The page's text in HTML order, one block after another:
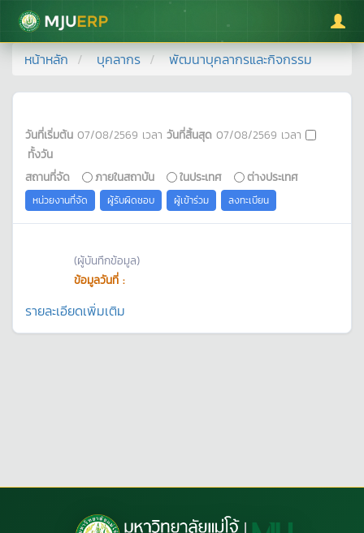
มหาวิทยาลัยแม่โจ้
หน้าหลัก บุคลากร พัฒนาบุคลากรและกิจกรรม
วันที่เริ่มต้น 07/08/2569 เวลา วันที่สิ้นสุด 07/08/2569 เวลา
ทั้งวัน
สถานที่จัด
ภายในสถาบัน ในประเทศ ต่างประเทศ
หน่วยงานที่จัด ผู้รับผิดชอบ ผู้เข้าร่วม ลงทะเบียน
(ผู้บันทึกข้อมูล)
ข้อมูลวันที่ :
รายละเอียดเพิ่มเติม